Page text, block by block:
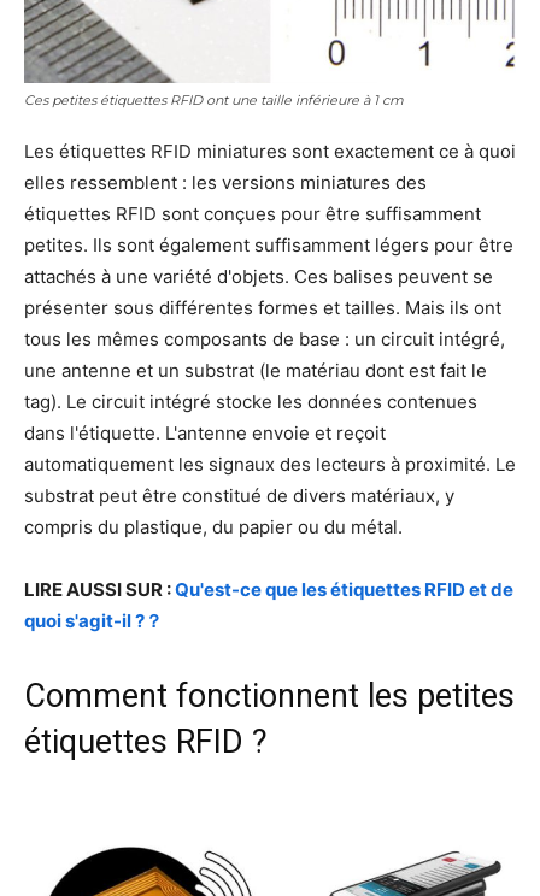
Ces petites étiquettes RFID ont une taille inférieure à 1 cm
Les étiquettes RFID miniatures sont exactement ce à quoi
elles ressemblent : les versions miniatures des
étiquettes RFID sont conçues pour être suffisamment
petites. Ils sont également suffisamment légers pour être
attachés à une variété d'objets. Ces balises peuvent se
présenter sous différentes formes et tailles. Mais ils ont
tous les mêmes composants de base : un circuit intégré,
une antenne et un substrat (le matériau dont est fait le
tag). Le circuit intégré stocke les données contenues
dans l'étiquette. L'antenne envoie et reçoit
automatiquement les signaux des lecteurs à proximité. Le
substrat peut être constitué de divers matériaux, y
compris du plastique, du papier ou du métal.
LIRE AUSSI SUR :Qu'est-ce que les étiquettes RFID et de
quoi s'agit-il ?？
Comment fonctionnent les petites
étiquettes RFID ?